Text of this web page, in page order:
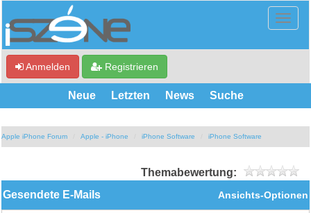
Anmelden Registrieren
Neue Letzten News Suche
Apple iPhone Forum Apple - iPhone iPhone Software iPhone Software
Themabewertung:
Ansichts-Optionen
Gesendete E-Mails